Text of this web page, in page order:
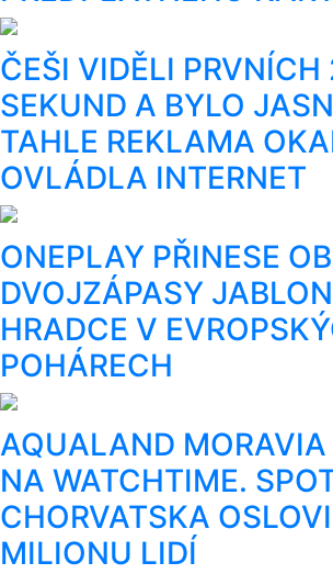
ČEŠI VIDĚLI PRVNÍCH
SEKUND A BYLO
TAHLE REKLAMA
OVLÁDLA INTERNET
ONEPLAY PŘINESE
DVOJZÁPASY
HRADCE V
POHÁRECH
AQUALAND MORAVIA
NA WATCHTIME.
CHORVATSKA
MILIONU LIDÍ